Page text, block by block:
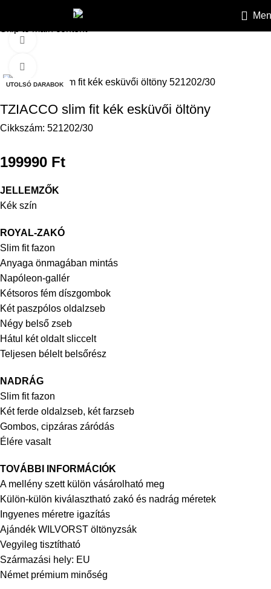
Skip to navigation
TZIACCO slim
UTOLSÓ DARABOK
TZIACCO slim fit kék esküvői öltöny
Cikkszám: 521202/30
199990 Ft
JELLEMZŐK
Kék szín
ROYAL-ZAKÓ
Slim fit fazon
Anyaga önmagában mintás
Napóleon-gallér
Kétsoros fém díszgombok
Két paszpólos oldalzseb
Négy belső zseb
Hátul két oldalt sliccelt
Teljesen bélelt belsőrész
NADRÁG
Slim fit fazon
Két ferde oldalzseb, két farzseb
Gombos, cipzáras záródás
Élére vasalt
TOVÁBBI INFORMÁCIÓK
A mellény szett külön vásárolható meg
Külön-külön kiválasztható zakó és nadrág méretek
Ingyenes méretre igazítás
Ajándék WILVORST öltönyzsák
Vegyileg tisztítható
Származási hely: EU
Német prémium minőség